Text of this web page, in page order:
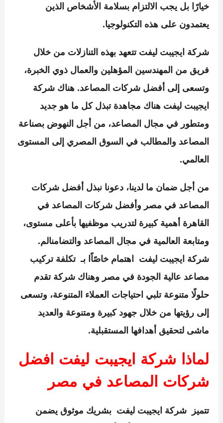
خيارًا بل يجب الالتزام بسلامة الأشخاص الذين
يعتمدون على هذه التكنولوجيا.
شركة ايجيبت ليفت تتعهد بهذه التنازلات من خلال
فريق من المهندسين المؤهلين والعمال ذوي الخبرة،
وتسعى إلى أفضل شركات المصاعد. هناك شركة
ايجيبت ليفت هناك مجاهدة تبذل كل ما هو جديد
ومتطور في مجال المصاعد، من أجل النهوض بصناعة
المصاعد والمطالب في السوق المصري إلى المستوى
العالمي.
من أجل ضمان ما لدينا، دعونا نبذل أفضل شركات
المصاعد في مصر وأفضل شركات المصاعد في
القاهرة أهمية كبيرة لتدريب موظفيها بأعلى مستوى،
ومتابعة العالمية في مجال المصاعد والتضامنالم.
شركة ايجيبت ليفت اهتمام خاصًاًا بـتكلفة تركيب
مصاعد عالية الجودة في مصر وهناك شركة تقدم
حلولًا متنوعة تلبي احتياجات العملاء المتنوعة، وتسعى
إلى رؤيتها من خلال جهود كبيرة ومتنوعة والعديد
ماشى لتحقيق أهدافها المستقبلية.
لماذا شركة ايجيبت ليفت افضل
شركات المصاعد في مصر
تتميز شركة ايجيبت ليفت بشريك موثوق يضمن